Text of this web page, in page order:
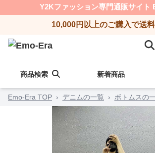
Y2Kファッション専門通販サイト
10,000円以上のご購入で送
商品検索 新着商品
Emo-Era TOP › デニムの一覧 › ボトムスの